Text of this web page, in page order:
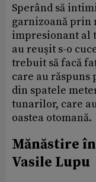
Sperând să
garnizoană prin
impresionant al
au reuşit s-o
trebuit să facă
care au
din spatele
tunarilor, care
oastea otomană.
Mănăstire
Vasile Lupu